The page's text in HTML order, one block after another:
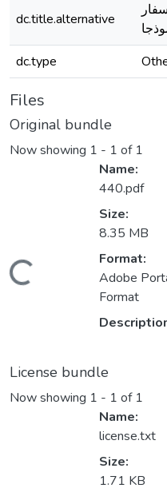
dc.title.alternative
dc.type
Files
Original bundle
Now showing 1 - 1 of 1
Loading...
Name:
440.pdf
Size:
8.35 MB
Format:
Adobe
Format
License bundle
Now showing 1 - 1 of 1
Name:
license.txt
Size:
1.71 KB